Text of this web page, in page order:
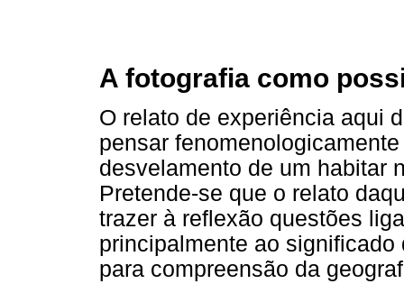
A fotografia como
O relato de experiência aqui
pensar
desvelamento de um habitar
Pretende-se que o relato
trazer à reflexão questões
principalmente ao
para compreensão da